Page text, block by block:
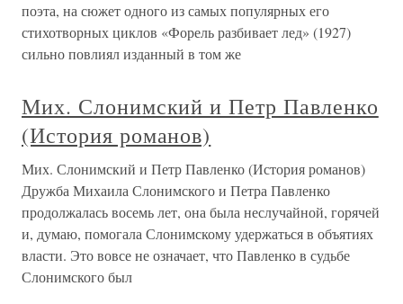
поэта, на сюжет одного из самых популярных его
стихотворных циклов «Форель разбивает лед» (1927)
сильно повлиял изданный в том же
Мих. Слонимский и Петр Павленко
(История романов)
Мих. Слонимский и Петр Павленко (История романов)
Дружба Михаила Слонимского и Петра Павленко
продолжалась восемь лет, она была неслучайной, горячей
и, думаю, помогала Слонимскому удержаться в объятиях
власти. Это вовсе не означает, что Павленко в судьбе
Слонимского был